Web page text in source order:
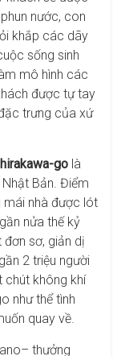
nước, con
khắp các dãy
sống sinh
mô hình các
được tự tay
trưng của xứ
go là
Bản. Điểm
mái nhà được lót
nửa thế kỷ
sơ, giản dị
2 triệu người
chút không khí
như thể tình
quay về.
thưởng